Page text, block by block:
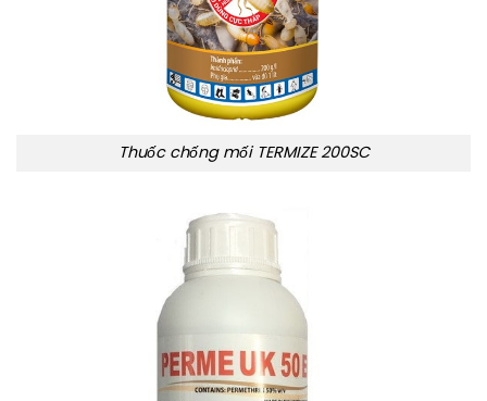
Thuốc chống mối TERMIZE 200SC